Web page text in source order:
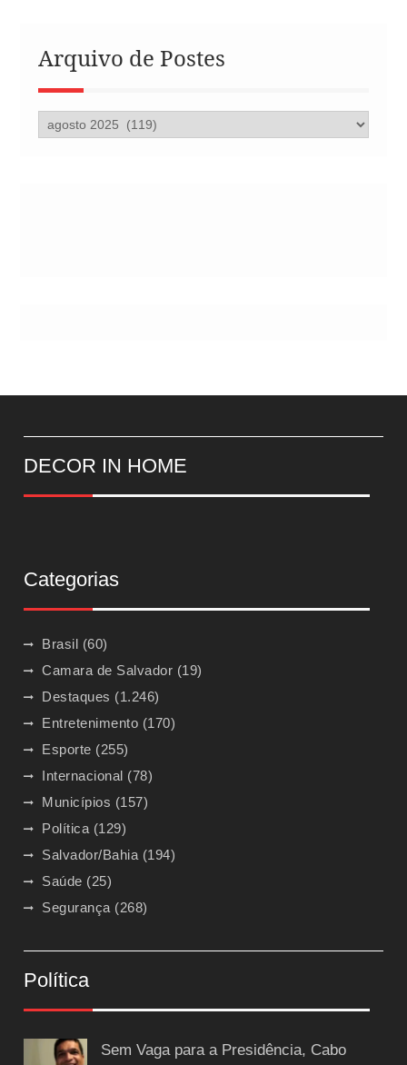
Arquivo de Postes
Arquivo
de
DECOR IN HOME
Categorias
Brasil (60)
Camara de Salvador (19)
Destaques (1.246)
Entretenimento (170)
Esporte (255)
Internacional (78)
Municípios (157)
Política(129)
Salvador/Bahia(194)
Saúde (25)
Segurança(268)
Política
Sem Vaga para a Presidência, Cabo